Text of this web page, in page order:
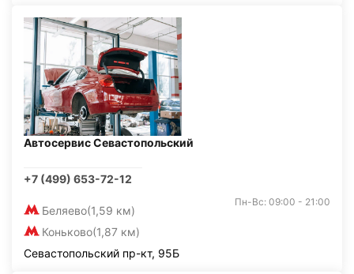
Автосервис Севастопольский
+7 (499) 653-72-12
Беляево(1,59 км)
Коньково(1,87 км)
Пн-Вс: 09:00 - 21:00
Севастопольский пр-кт, 95Б